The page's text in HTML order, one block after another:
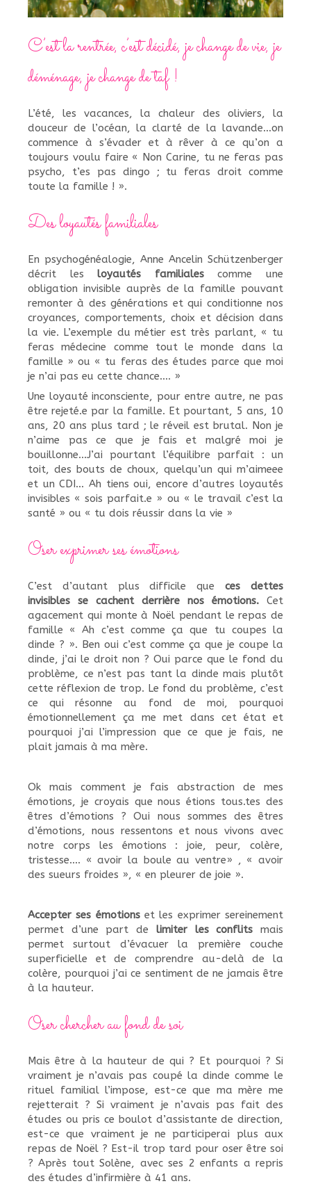
C’est la rentrée, c’est décidé, je change de vie, je
déménage, je change de taf !
L’été, les vacances, la chaleur des oliviers, la
douceur de l’océan, la clarté de la lavande…on
commence à s’évader et à rêver à ce qu’on a
toujours voulu faire « Non Carine, tu ne feras pas
psycho, t’es pas dingo ; tu feras droit comme
toute la famille ! ».
Des loyautés familiales
En psychogénéalogie, Anne Ancelin Schützenberger
décrit lesloyautés familialescomme une
obligation invisible auprès de la famille pouvant
remonter à des générations et qui conditionne nos
croyances, comportements, choix et décision dans
la vie. L’exemple du métier est très parlant, « tu
feras médecine comme tout le monde dans la
famille » ou « tu feras des études parce que moi
je n’ai pas eu cette chance…. »
Une loyauté inconsciente, pour entre autre, ne pas
être rejeté.e par la famille. Et pourtant, 5 ans, 10
ans, 20 ans plus tard ; le réveil est brutal. Non je
n’aime pas ce que je fais et malgré moi je
bouillonne…J’ai pourtant l’équilibre parfait : un
toit, des bouts de choux, quelqu’un qui m’aimeee
et un CDI… Ah tiens oui, encore d’autres loyautés
invisibles « sois parfait.e » ou « le travail c’est la
santé » ou « tu dois réussir dans la vie »
Oser exprimer ses émotions
C’est d’autant plus difficile queces dettes
invisibles se cachent derrière nos émotions. Cet
agacement qui monte à Noël pendant le repas de
famille « Ah c’est comme ça que tu coupes la
dinde ? ». Ben oui c’est comme ça que je coupe la
dinde, j’ai le droit non ? Oui parce que le fond du
problème, ce n’est pas tant la dinde mais plutôt
cette réflexion de trop. Le fond du problème, c’est
ce qui résonne au fond de moi, pourquoi
émotionnellement ça me met dans cet état et
pourquoi j’ai l’impression que ce que je fais, ne
plait jamais à ma mère.
Ok mais comment je fais abstraction de mes
émotions, je croyais que nous étions tous.tes des
êtres d’émotions ? Oui nous sommes des êtres
d’émotions, nous ressentons et nous vivons avec
notre corps les émotions : joie, peur, colère,
tristesse…. « avoir la boule au ventre» , « avoir
des sueurs froides », « en pleurer de joie ».
Accepter ses émotionset les exprimer sereinement
permet d’une part de limiter les conflits mais
permet surtout d’évacuer la première couche
superficielle et de comprendre au-delà de la
colère, pourquoi j’ai ce sentiment de ne jamais être
à la hauteur.
Oser chercher au fond de soi
Mais être à la hauteur de qui ? Et pourquoi ? Si
vraiment je n’avais pas coupé la dinde comme le
rituel familial l’impose, est-ce que ma mère me
rejetterait ? Si vraiment je n’avais pas fait des
études ou pris ce boulot d’assistante de direction,
est-ce que vraiment je ne participerai plus aux
repas de Noël ? Est-il trop tard pour oser être soi
? Après tout Solène, avec ses 2 enfants a repris
des études d’infirmière à 41 ans.